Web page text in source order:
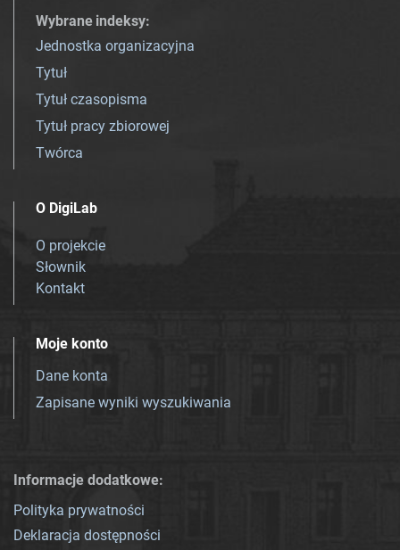
Wybrane indeksy:
Jednostka organizacyjna
Tytuł
Tytuł czasopisma
Tytuł pracy zbiorowej
Twórca
O DigiLab
O projekcie
Słownik
Kontakt
Moje konto
Dane konta
Zapisane wyniki wyszukiwania
Informacje dodatkowe:
Polityka prywatności
Deklaracja dostępności